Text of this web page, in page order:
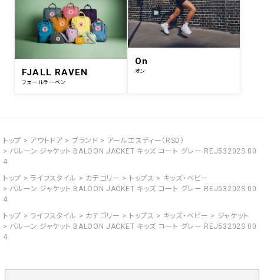
FJALL RAVEN
フェールラーベン
On
オン
トップ アウトドア ブランド
アールエスディー（RSD）
バルーン ジャケット BALOON JACKET キッズ コート グレー REJ53202S 00
4
トップ
ライフスタイル カテゴリー トップス
キッズ・ベビー
バルーン ジャケット BALOON JACKET キッズ コート グレー REJ53202S 00
4
トップ
ライフスタイル カテゴリー トップス キッズ・ベビー
ジャケット
バルーン ジャケット BALOON JACKET キッズ コート グレー REJ53202S 00
4